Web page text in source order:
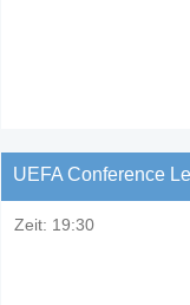
UEFA Conference
Zeit: 19:30